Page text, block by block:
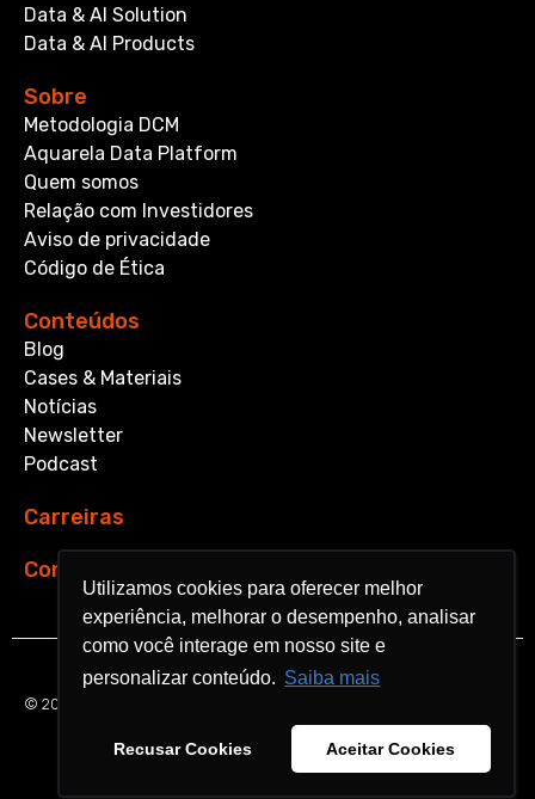
Utilizamos cookies para oferecer melhor
experiência, melhorar o desempenho, analisar
como você interage em nosso site e
personalizar conteúdo. Saiba mais
Recusar Cookies Aceitar Cookies
Utilizamos cookies para oferecer melhor
experiência, melhorar o desempenho, analisar
como você interage em nosso site e
personalizar conteúdo. Saiba mais
Recusar Cookies Aceitar Cookies
Data & AI Solution
Data & AI Products
Sobre
Metodologia DCM
Aquarela Data Platform
Quem somos
Relação com Investidores
Aviso de privacidade
Código de Ética
Conteúdos
Blog
Cases & Materiais
Notícias
Newsletter
Podcast
Carreiras
Contato
© 2026 Aquarela Analytics. All rights reserved.